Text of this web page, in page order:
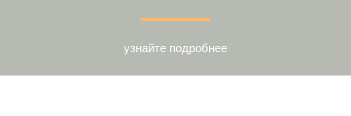
узнайте подробнее